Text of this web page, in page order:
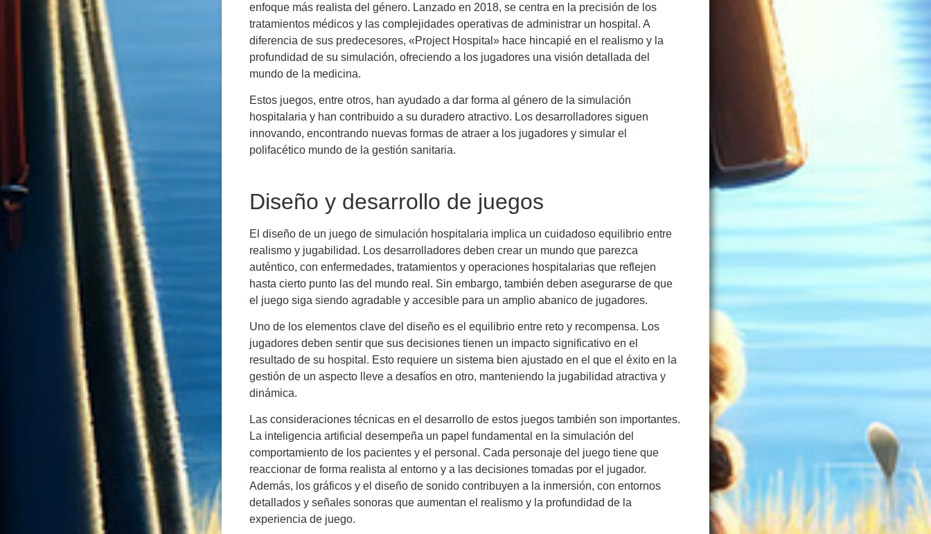
enfoque más realista del género. Lanzado en 2018, se centra en la precisión de los
tratamientos médicos y las complejidades operativas de administrar un hospital. A
diferencia de sus predecesores, «Project Hospital» hace hincapié en el realismo y la
profundidad de su simulación, ofreciendo a los jugadores una visión detallada del
mundo de la medicina.
Estos juegos, entre otros, han ayudado a dar forma al género de la simulación
hospitalaria y han contribuido a su duradero atractivo. Los desarrolladores siguen
innovando, encontrando nuevas formas de atraer a los jugadores y simular el
polifacético mundo de la gestión sanitaria.
Diseño y desarrollo de juegos
El diseño de un juego de simulación hospitalaria implica un cuidadoso equilibrio entre
realismo y jugabilidad. Los desarrolladores deben crear un mundo que parezca
auténtico, con enfermedades, tratamientos y operaciones hospitalarias que reflejen
hasta cierto punto las del mundo real. Sin embargo, también deben asegurarse de que
el juego siga siendo agradable y accesible para un amplio abanico de jugadores.
Uno de los elementos clave del diseño es el equilibrio entre reto y recompensa. Los
jugadores deben sentir que sus decisiones tienen un impacto significativo en el
resultado de su hospital. Esto requiere un sistema bien ajustado en el que el éxito en la
gestión de un aspecto lleve a desafíos en otro, manteniendo la jugabilidad atractiva y
dinámica.
Las consideraciones técnicas en el desarrollo de estos juegos también son importantes.
La inteligencia artificial desempeña un papel fundamental en la simulación del
comportamiento de los pacientes y el personal. Cada personaje del juego tiene que
reaccionar de forma realista al entorno y a las decisiones tomadas por el jugador.
Además, los gráficos y el diseño de sonido contribuyen a la inmersión, con entornos
detallados y señales sonoras que aumentan el realismo y la profundidad de la
experiencia de juego.